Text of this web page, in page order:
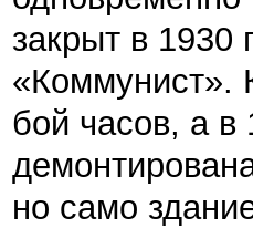
закрыт в 1930
«Коммунист».
бой часов, а в
но само